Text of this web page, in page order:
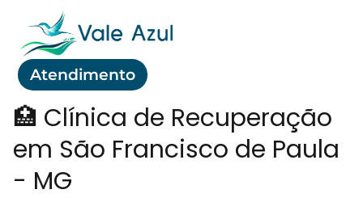
Atendimento
🏥 Clínica de Recuperação
em São Francisco de Paula
- MG